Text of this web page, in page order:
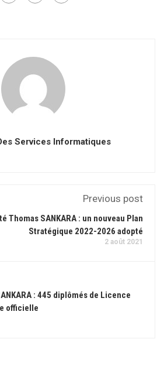
Services Informatiques
Previous post
Thomas SANKARA : un nouveau Plan
Stratégique 2022-2026 adopté
2 août 2021
: 445 diplômés de Licence
officielle